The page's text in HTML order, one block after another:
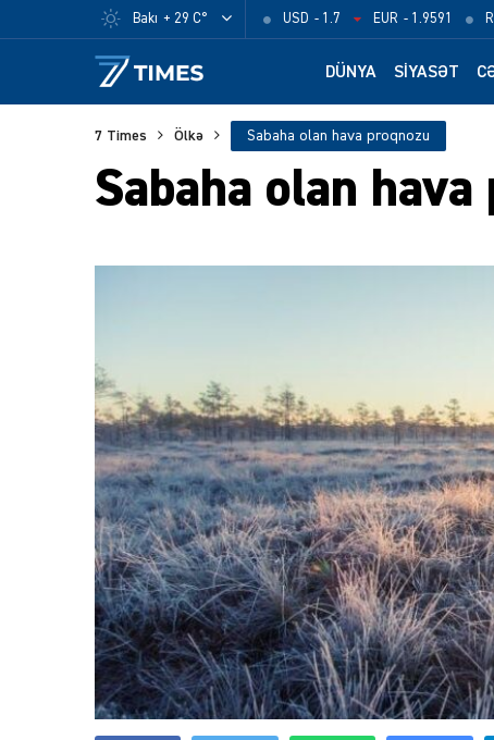
Bakı + 29 C° USD - 1.7 EUR - 1.9591
DÜNYA SIYASƏT
7 Times Ölkə Sabaha olan hava proqnozu
Sabaha olan hava